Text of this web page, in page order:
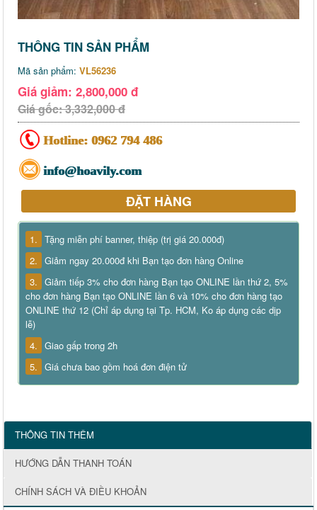
THÔNG TIN SẢN PHẨM
Mã sản phẩm: VL56236
Giá giảm: 2,800,000 đ
Giá gốc: 3,332,000 đ
Hotline: 0962 794 486
info@hoavily.com
ĐẶT HÀNG
1. Tặng miễn phí banner, thiệp (trị giá 20.000đ)
2. Giảm ngay 20.000đ khi Bạn tạo đơn hàng Online
3. Giảm tiếp 3% cho đơn hàng Bạn tạo ONLINE lần thứ 2, 5%
cho đơn hàng Bạn tạo ONLINE lần 6 và 10% cho đơn hàng tạo
ONLINE thứ 12 (Chỉ áp dụng tại Tp. HCM, Ko áp dụng các dịp
lễ)
4. Giao gấp trong 2h
5. Giá chưa bao gồm hoá đơn điện tử
THÔNG TIN THÊM
HƯỚNG DẪN THANH TOÁN
CHÍNH SÁCH VÀ ĐIỀU KHOẢN